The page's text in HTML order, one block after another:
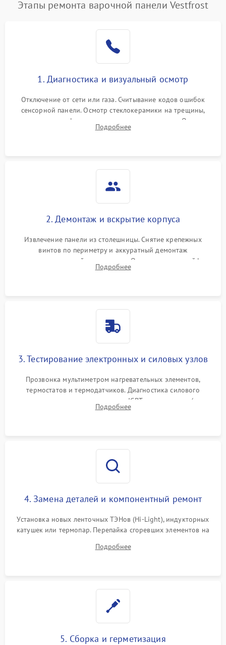
Этапы ремонта варочной панели Vestfrost
1. Диагностика и визуальный осмотр
Отключение от сети или газа. Считывание кодов ошибок
сенсорной панели. Осмотр стеклокерамики на трещины,
проверка конфорок на равномерность нагрева. Опрос
клиента о симптомах (не включается, не видит посуду,
Подробнее
2. Демонтаж и вскрытие корпуса
Извлечение панели из столешницы. Снятие крепежных
винтов по периметру и аккуратный демонтаж
стеклокерамической поверхности. Отсоединение шлейфов
сенсорного блока для доступа к силовым платам, катушкам
Подробнее
3. Тестирование электронных и силовых узлов
Прозвонка мультиметром нагревательных элементов,
термостатов и термодатчиков. Диагностика силового
модуля, реле, диодных мостов и IGBT-транзисторов (для
индукции). Проверка кранов и газ-контроля (для газовых
Подробнее
4. Замена деталей и компонентный ремонт
Установка новых ленточных ТЭНов (Hi-Light), индукторных
катушек или термопар. Перепайка сгоревших элементов на
дорожек. Очистка контактов и замена поврежденной
Подробнее
5. Сборка и герметизация